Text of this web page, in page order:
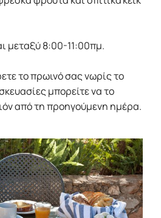
μεταξύ 8:00-11:00πμ.
το πρωινό σας νωρίς το
μπορείτε να το
από τη προηγούμενη ημέρα.